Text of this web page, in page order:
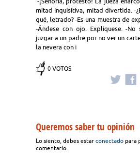
mitad inquisitiva, mitad divertida. -
qué, letrado? -Es una muestra de
-Ándese con ojo. Explíquese. -No
juzgar a un padre por no ver un
la nevera con i
0 VOTOS
Queremos saber tu opinión
Lo siento, debes estar conectado para
comentario.